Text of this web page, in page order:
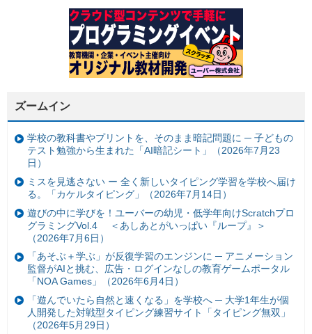
ズームイン
学校の教科書やプリントを、そのまま暗記問題に ─ 子どもの
テスト勉強から生まれた「AI暗記シート」（2026年7月23
日）
ミスを見逃さない ー 全く新しいタイピング学習を学校へ届け
る。「カケルタイピング」（2026年7月14日）
遊びの中に学びを！ユーバーの幼児・低学年向けScratchプロ
グラミングVol.4 ＜あしあとがいっぱい『ループ』＞
（2026年7月6日）
「あそぶ＋学ぶ」が反復学習のエンジンに ─ アニメーション
監督がAIと挑む、広告・ログインなしの教育ゲームポータル
「NOA Games」（2026年6月4日）
「遊んでいたら自然と速くなる」を学校へ ─ 大学1年生が個
人開発した対戦型タイピング練習サイト「タイピング無双」
（2026年5月29日）